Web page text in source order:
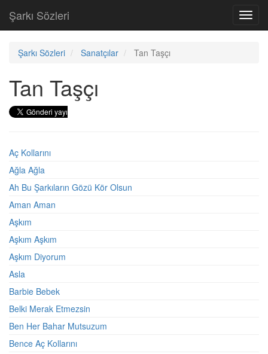
Şarkı Sözleri
Şarkı Sözleri Sanatçılar Tan Taşçı
Tan Taşçı
Aç Kollarını
Ağla Ağla
Ah Bu Şarkıların Gözü Kör Olsun
Aman Aman
Aşkım
Aşkım Aşkım
Aşkım Diyorum
Asla
Barbie Bebek
Belki Merak Etmezsin
Ben Her Bahar Mutsuzum
Bence Aç Kollarını